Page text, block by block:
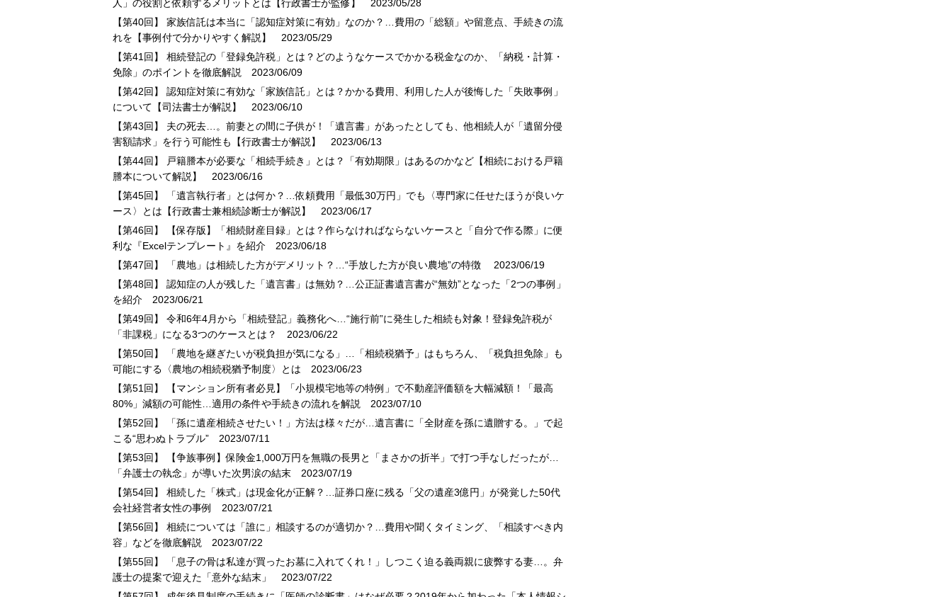
人」の役割と依頼するメリットとは【行政書士が監修】
2023/05/28
【第40回】 家族信託は本当に「認知症対策に有効」なのか？…費用の「総額」や留意点、手続きの流
れを【事例付で分かりやすく解説】
2023/05/29
【第41回】 相続登記の「登録免許税」とは？どのようなケースでかかる税金なのか、「納税・計算・
免除」のポイントを徹底解説
2023/06/09
【第42回】 認知症対策に有効な「家族信託」とは？かかる費用、利用した人が後悔した「失敗事例」
について【司法書士が解説】
2023/06/10
【第43回】 夫の死去…。前妻との間に子供が！「遺言書」があったとしても、他相続人が「遺留分侵
害額請求」を行う可能性も【行政書士が解説】
2023/06/13
【第44回】 戸籍謄本が必要な「相続手続き」とは？「有効期限」はあるのかなど【相続における戸籍
謄本について解説】
2023/06/16
【第45回】 「遺言執行者」とは何か？…依頼費用「最低30万円」でも〈専門家に任せたほうが良いケ
ース〉とは【行政書士兼相続診断士が解説】
2023/06/17
【第46回】 【保存版】「相続財産目録」とは？作らなければならないケースと「自分で作る際」に便
利な『Excelテンプレート』を紹介 2023/06/18
【第47回】 「農地」は相続した方がデメリット？…“手放した方が良い農地”の特徴
2023/06/19
【第48回】 認知症の人が残した「遺言書」は無効？…公正証書遺言書が“無効”となった「2つの事例」
を紹介 2023/06/21
【第49回】 令和6年4月から「相続登記」義務化へ…“施行前”に発生した相続も対象！登録免許税が
「非課税」になる3つのケースとは？
2023/06/22
【第50回】 「農地を継ぎたいが税負担が気になる」…「相続税猶予」はもちろん、「税負担免除」も
可能にする〈農地の相続税猶予制度〉とは 2023/06/23
【第51回】 【マンション所有者必見】「小規模宅地等の特例」で不動産評価額を大幅減額！「最高
80%」減額の可能性…適用の条件や手続きの流れを解説
2023/07/10
【第52回】 「孫に遺産相続させたい！」方法は様々だが…遺言書に「全財産を孫に遺贈する。」で起
こる“思わぬトラブル” 2023/07/11
【第53回】 【争族事例】保険金1,000万円を無職の長男と「まさかの折半」で打つ手なしだったが…
「弁護士の執念」が導いた次男涙の結末 2023/07/19
【第54回】 相続した「株式」は現金化が正解？…証券口座に残る「父の遺産3億円」が発覚した50代
会社経営者女性の事例
2023/07/21
【第56回】 相続については「誰に」相談するのが適切か？…費用や聞くタイミング、「相談すべき内
容」などを徹底解説
2023/07/22
【第55回】 「息子の骨は私達が買ったお墓に入れてくれ！」しつこく迫る義両親に疲弊する妻…。弁
護士の提案で迎えた「意外な結末」
2023/07/22